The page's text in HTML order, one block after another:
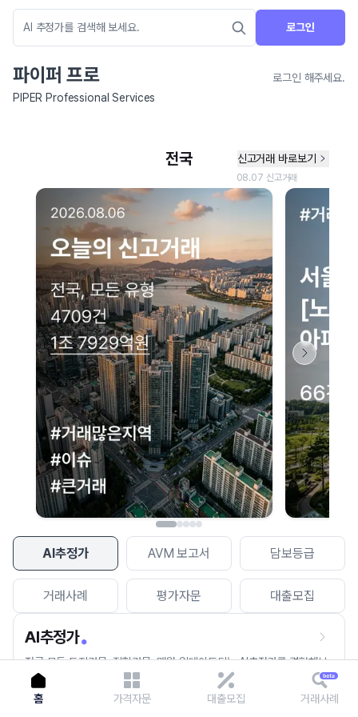
로그인
파이퍼 프로
로그인 해주세요.
PIPER Professional Services
AI추정가 AVM 보고서 담보등급
거래사례 평가자문 대출모집
AI추정가
전국 모든 토지건물, 집합건물, 매월 업데이트되는 AI추정가를 경험해보
세요.
네이버 지도 연결 안내
현재 네이버 지도 연결이 원활하지 않아 지도를 불러올 수 없습니다.
이용에 불편을 드려 죄송합니다.
다시 시도
홈 가격자문 대출모집 거래사례